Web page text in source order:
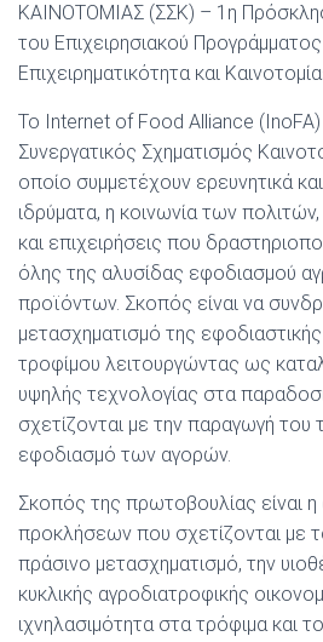
ΚΑΙΝΟΤΟΜΙΑΣ (ΣΣΚ) – 1η
του Επιχειρησιακού
Επιχειρηματικότητα και
Το Internet of Food Alliance (InoFA)
Συνεργατικός Σχηματισμός
οποίο συμμετέχουν ερευνητικά
ιδρύματα, η κοινωνία των
και επιχειρήσεις που
όλης της αλυσίδας εφοδιασμού
προϊόντων. Σκοπός είναι να
μετασχηματισμό της
τροφίμου λειτουργώντας ως
υψηλής τεχνολογίας στα
σχετίζονται με την παραγωγή του
εφοδιασμό των αγορών.
Σκοπός της πρωτοβουλίας είναι
προκλήσεων που σχετίζονται με
πράσινο μετασχηματισμό, την
κυκλικής αγροδιατροφικής
ιχνηλασιμότητα στα τρόφιμα και